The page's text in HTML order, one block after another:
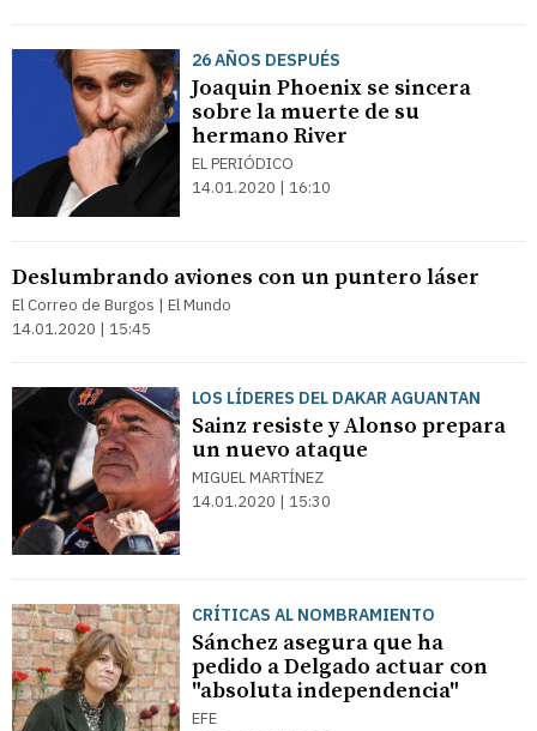
26 AÑOS DESPUÉS
Joaquin Phoenix se sincera
sobre la muerte de su
hermano River
EL PERIÓDICO
14.01.2020 | 16:10
Deslumbrando aviones con un puntero láser
El Correo de Burgos | El Mundo
14.01.2020 | 15:45
LOS LÍDERES DEL DAKAR AGUANTAN
Sainz resiste y Alonso prepara
un nuevo ataque
MIGUEL MARTÍNEZ
14.01.2020 | 15:30
CRÍTICAS AL NOMBRAMIENTO
Sánchez asegura que ha
pedido a Delgado actuar con
"absoluta independencia"
EFE